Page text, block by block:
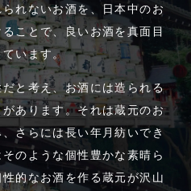
れないお酒を、日本中のお
ことで、良いお酒を真面目
います。
と考え、お酒には造られる
あります。それは蔵元のお
さらには長い年月紡いでき
のような個性豊かな素晴ら
的なお酒を作る蔵元が沢山